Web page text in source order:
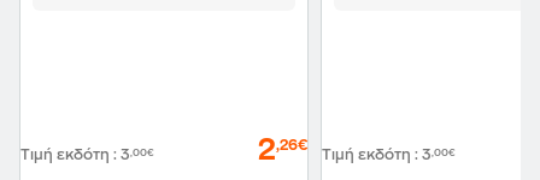
Τιμή εκδότη : 3,00€ 2,26€
Τιμή εκδότη : 3,00€